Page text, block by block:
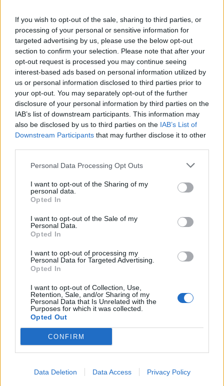
If you wish to opt-out of the sale, sharing to third parties, or
processing of your personal or sensitive information for
targeted advertising by us, please use the below opt-out
section to confirm your selection. Please note that after your
opt-out request is processed you may continue seeing
interest-based ads based on personal information utilized by
us or personal information disclosed to third parties prior to
your opt-out. You may separately opt-out of the further
disclosure of your personal information by third parties on the
IAB’s list of downstream participants. This information may
also be disclosed by us to third parties on the IAB’s List of
Downstream Participants that may further disclose it to other
Personal Data Processing Opt Outs
I want to opt-out of the Sharing of my
personal data.
Opted In
I want to opt-out of the Sale of my
Personal Data.
Opted In
I want to opt-out of processing my
Personal Data for Targeted Advertising.
Opted In
I want to opt-out of Collection, Use,
Retention, Sale, and/or Sharing of my
Personal Data that Is Unrelated with the
Purposes for which it was collected.
Opted Out
CONFIRM
Data Deletion Data Access Privacy Policy